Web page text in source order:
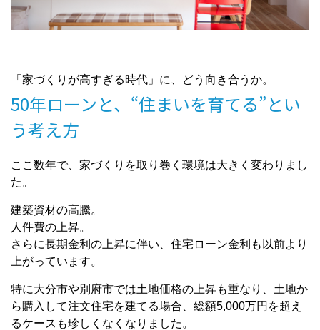
「家づくりが高すぎる時代」に、どう向き合うか。
50年ローンと、“住まいを育てる”とい
う考え方
ここ数年で、家づくりを取り巻く環境は大きく変わりまし
た。
建築資材の高騰。
人件費の上昇。
さらに長期金利の上昇に伴い、住宅ローン金利も以前より
上がっています。
特に大分市や別府市では土地価格の上昇も重なり、土地か
ら購入して注文住宅を建てる場合、総額5,000万円を超え
るケースも珍しくなくなりました。